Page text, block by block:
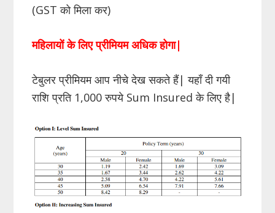
(GST को मिला कर)
महिलायों के लिए प्रीमियम अधिक होगा|
टेबुलर प्रीमियम आप नीचे देख सकते हैं| यहाँ दी गयी
राशि प्रति 1,000 रुपये Sum Insured के लिए है|